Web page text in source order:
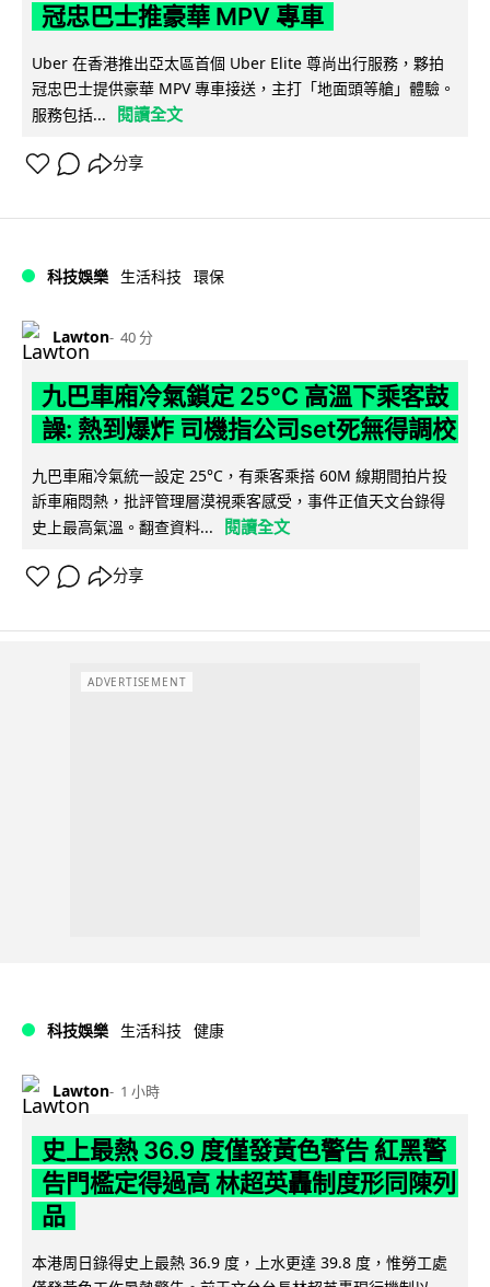
冠忠巴士推豪華 MPV 專車
Uber 在香港推出亞太區首個 Uber Elite 尊尚出行服務，夥拍
冠忠巴士提供豪華 MPV 專車接送，主打「地面頭等艙」體驗。
服務包括...
閱讀全文
分享
科技娛樂 生活科技 環保
Lawton 40 分
九巴車廂冷氣鎖定 25°C 高溫下乘客鼓
譟: 熱到爆炸 司機指公司set死無得調校
九巴車廂冷氣統一設定 25°C，有乘客乘搭 60M 線期間拍片投
訴車廂悶熱，批評管理層漠視乘客感受，事件正值天文台錄得
史上最高氣溫。翻查資料...
閱讀全文
分享
ADVERTISEMENT
科技娛樂 生活科技 健康
Lawton 1 小時
史上最熱 36.9 度僅發黃色警告 紅黑警
告門檻定得過高 林超英轟制度形同陳列
品
本港周日錄得史上最熱 36.9 度，上水更達 39.8 度，惟勞工處